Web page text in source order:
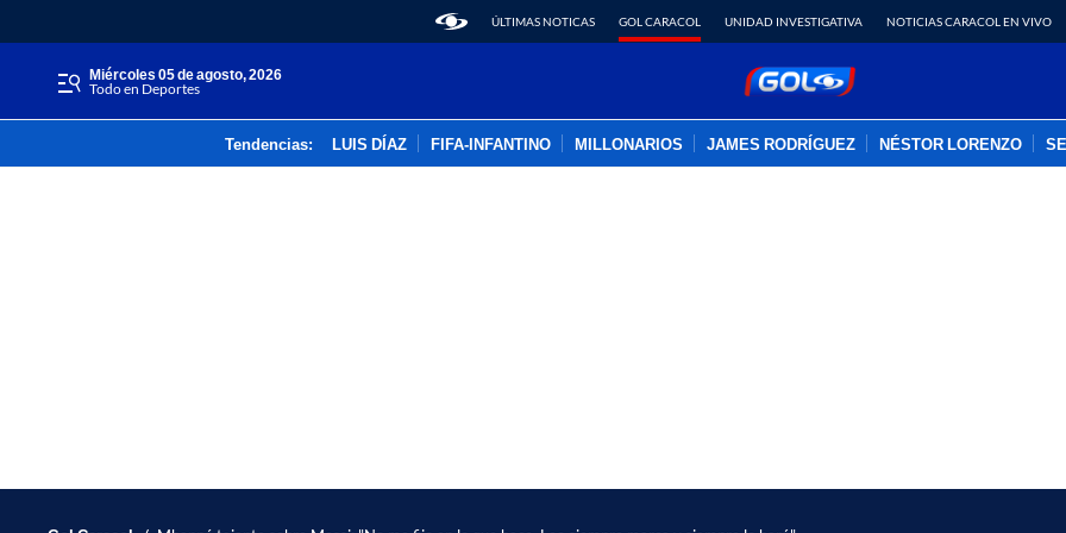
ÚLTIMAS NOTICAS GOL CARACOL UNIDAD INVESTIGATIVA NOTICIAS CARACOL EN VIVO
miércoles 05 de agosto, 2026
Todo en Deportes
Tendencias: LUIS DÍAZ FIFA-INFANTINO MILLONARIOS JAMES RODRÍGUEZ NÉSTOR LORENZO